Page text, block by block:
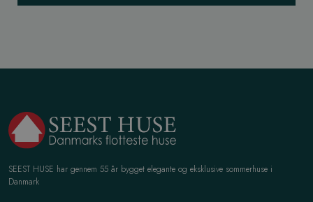
SEEST HUSE har gennem 55 år bygget elegante og eksklusive sommerhuse i
Danmark